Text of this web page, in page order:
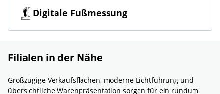
Digitale Fußmessung
Filialen in der Nähe
Großzügige Verkaufsflächen, moderne Lichtführung und
übersichtliche Warenpräsentation sorgen für ein rundum